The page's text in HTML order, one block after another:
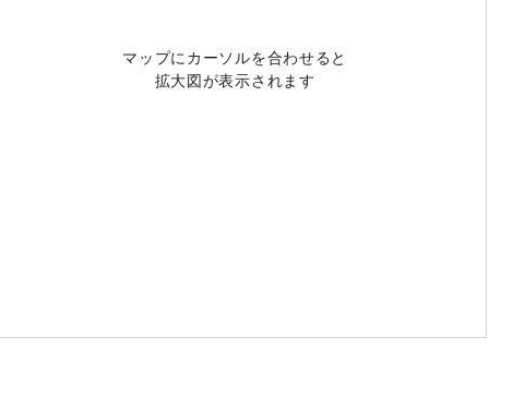
マップにカーソルを合わせると
拡大図が表示されます